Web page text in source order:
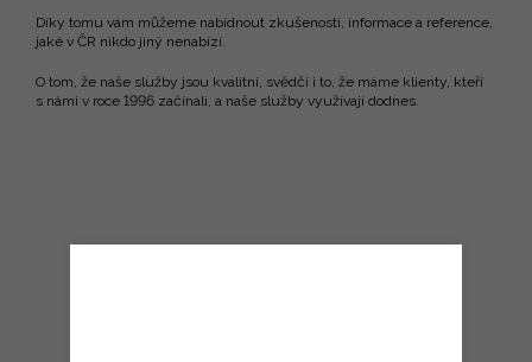
Díky tomu vám můžeme nabídnout zkušenosti, informace a reference,
jaké v ČR nikdo jiný nenabízí.
O tom, že naše služby jsou kvalitní, svědčí i to, že máme klienty, kteří
s námi v roce 1996 začínali, a naše služby využívají dodnes.